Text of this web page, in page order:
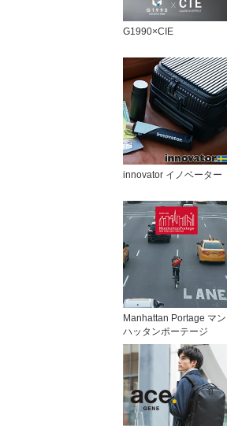
G1990×CIE
innovator イノベーター
Manhattan Portage マン
ハッタンポーテージ